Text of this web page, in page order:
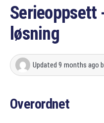
Serieoppsett
løsning
Updated 9 months ago
Overordnet